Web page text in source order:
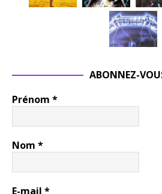
ABONNEZ-
Prénom *
Nom *
E-mail *